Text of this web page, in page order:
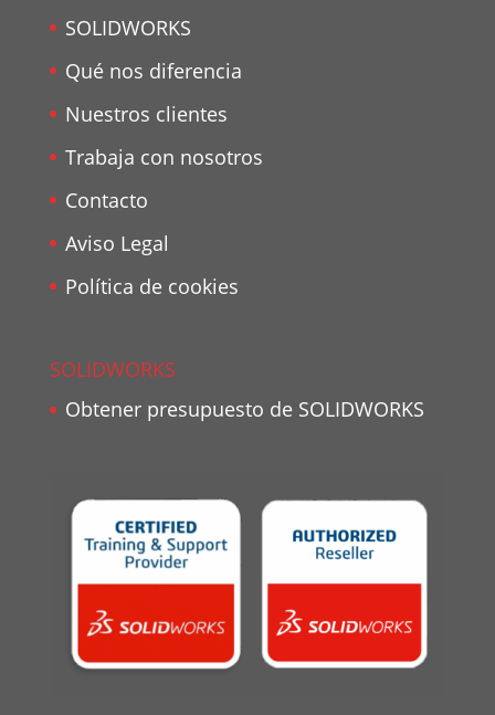
SOLIDWORKS
Qué nos diferencia
Nuestros clientes
Trabaja con nosotros
Contacto
Aviso Legal
Política de cookies
SOLIDWORKS
Obtener presupuesto de SOLIDWORKS